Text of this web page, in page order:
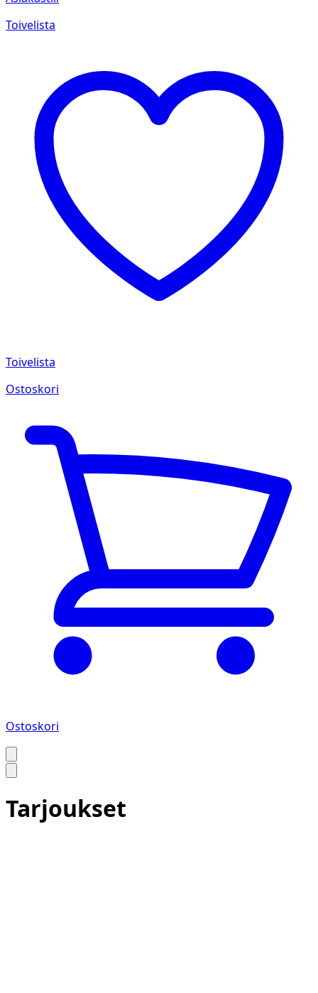
Toivelista
Toivelista
Ostoskori
Ostoskori
Tarjoukset